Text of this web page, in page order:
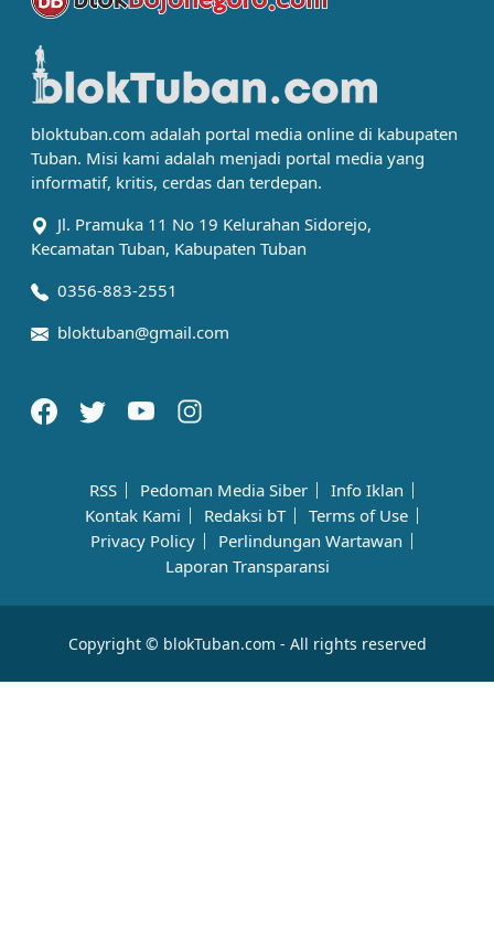
bloktuban.com adalah portal media online di kabupaten
Tuban. Misi kami adalah menjadi portal media yang
informatif, kritis, cerdas dan terdepan.
Jl. Pramuka 11 No 19 Kelurahan Sidorejo,
Kecamatan Tuban, Kabupaten Tuban
0356-883-2551
bloktuban@gmail.com
RSS Pedoman Media Siber
Info Iklan
Kontak Kami
Redaksi bT
Terms of Use
Privacy Policy
Perlindungan Wartawan
Laporan Transparansi
Copyright © blokTuban.com - All rights reserved